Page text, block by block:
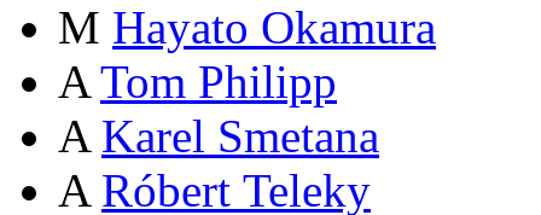
M Hayato Okamura
A Tom Philipp
A Karel Smetana
A Róbert Teleky